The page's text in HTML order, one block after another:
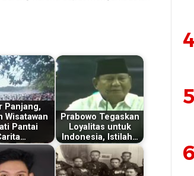
Panjang,
Wisatawan
Pantai
Prabowo Tegaskan
Loyalitas untuk
Indonesia, Istilah…
4
5
6